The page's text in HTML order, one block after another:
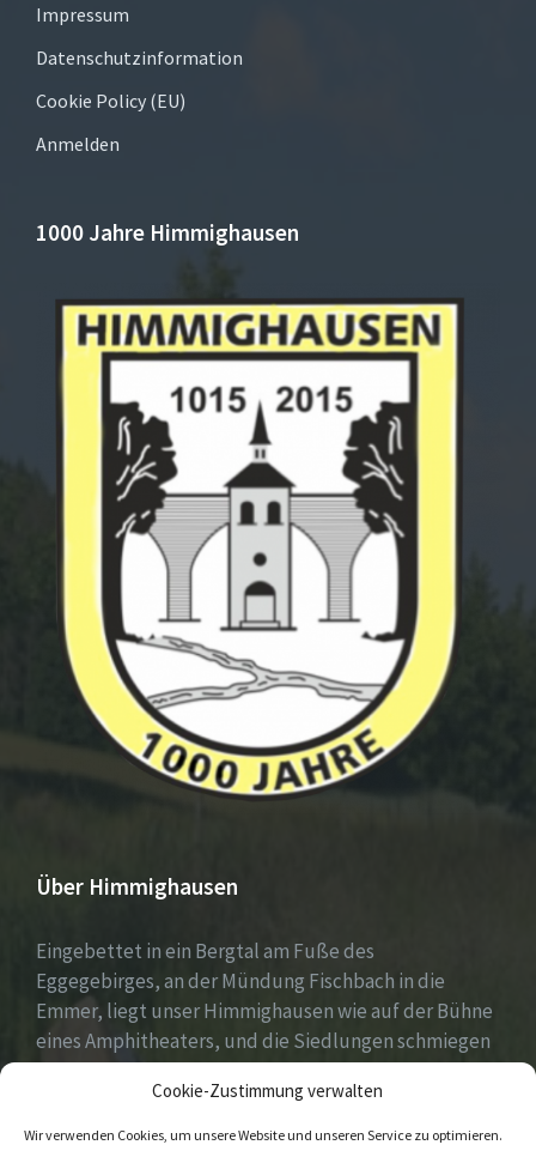
Cookie-Zustimmung verwalten
Wir verwenden Cookies, um unsere Website und unseren Service zu optimieren.
Impressum
Datenschutzinformation
Cookie Policy (EU)
Anmelden
1000 Jahre Himmighausen
Über Himmighausen
Eingebettet in ein Bergtal am Fuße des
Eggegebirges, an der Mündung Fischbach in die
Emmer, liegt unser Himmighausen wie auf der Bühne
eines Amphitheaters, und die Siedlungen schmiegen
sich an die umgebenden, seit Jahrhunderten mit
Mischwäldern bepflanzten Berge.